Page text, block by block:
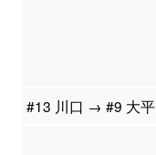
#13 川口 → #9 大平